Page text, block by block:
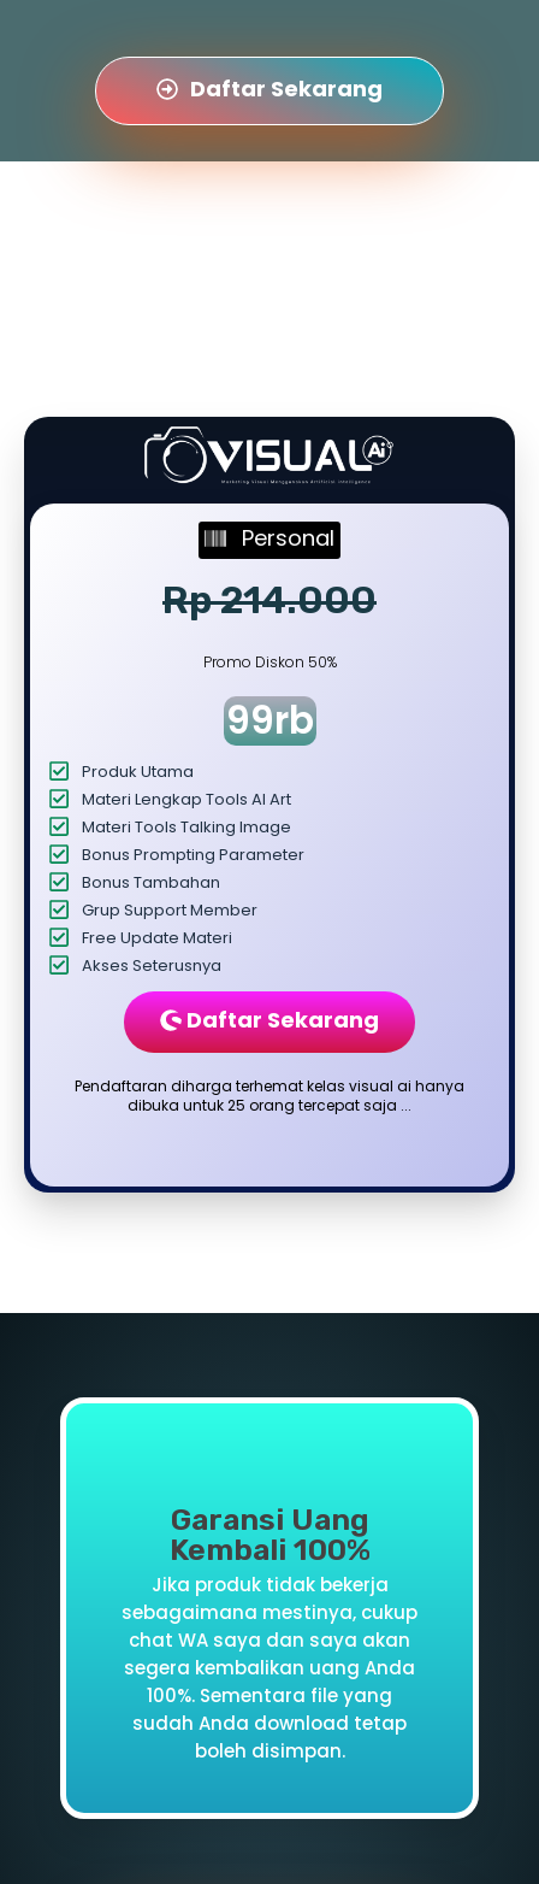
Daftar Sekarang
Personal
Rp 214.000
Promo Diskon 50%
99rb
Produk Utama
Materi Lengkap Tools AI Art
Materi Tools Talking Image
Bonus Prompting Parameter
Bonus Tambahan
Grup Support Member
Free Update Materi
Akses Seterusnya
Daftar Sekarang
Pendaftaran diharga terhemat kelas visual ai hanya
dibuka untuk 25 orang tercepat saja ...
Garansi Uang
Kembali 100%
Jika produk tidak bekerja
sebagaimana mestinya, cukup
chat WA saya dan saya akan
segera kembalikan uang Anda
100%. Sementara file yang
sudah Anda download tetap
boleh disimpan.